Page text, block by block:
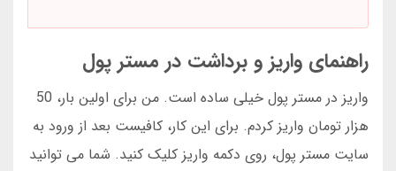
راهنمای واریز و برداشت در مستر پول
واریز در مستر پول خیلی ساده است. من برای اولین بار، 50
هزار تومان واریز کردم. برای این کار، کافیست بعد از ورود به
سایت مستر پول، روی دکمه واریز کلیک کنید. شما می توانید